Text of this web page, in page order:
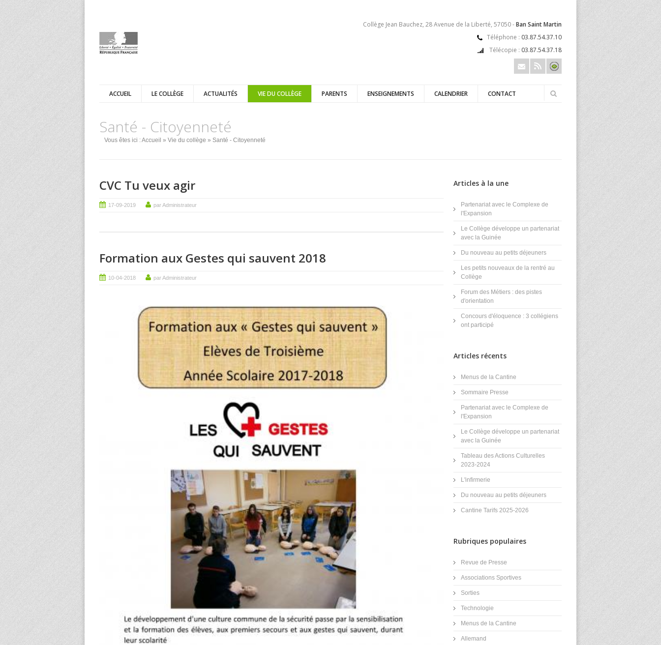
Collège Jean Bauchez, 28 Avenue de la Liberté, 57050 -Ban Saint Martin
Téléphone : 03.87.54.37.10
Télécopie : 03.87.54.37.18
ACCUEIL LE COLLÈGE ACTUALITÉS VIE DU COLLÈGE PARENTS ENSEIGNEMENTS CALENDRIER CONTACT
Santé - Citoyenneté
Vous êtes ici :Accueil » Vie du collège » Santé - Citoyenneté
CVC Tu veux agir
17-09-2019 par Administrateur
Formation aux Gestes qui sauvent 2018
10-04-2018 par Administrateur
Articles à la une
Partenariat avec le Complexe de
l'Expansion
Le Collège développe un partenariat
avec la Guinée
Du nouveau au petits déjeuners
Les petits nouveaux de la rentré au
Collège
Forum des Métiers : des pistes
d'orientation
Concours d'éloquence : 3 collégiens
ont participé
Articles récents
Menus de la Cantine
Sommaire Presse
Partenariat avec le Complexe de
l'Expansion
Le Collège développe un partenariat
avec la Guinée
Tableau des Actions Culturelles
2023-2024
L'infirmerie
Du nouveau au petits déjeuners
Cantine Tarifs 2025-2026
Rubriques populaires
Revue de Presse
Associations Sportives
Sorties
Technologie
Menus de la Cantine
Allemand